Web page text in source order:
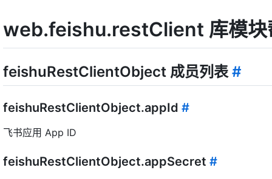
web.feishu.restClient 库模块
feishuRestClientObject 成员列表 #
feishuRestClientObject.appId #
飞书应用 App ID
feishuRestClientObject.appSecret #